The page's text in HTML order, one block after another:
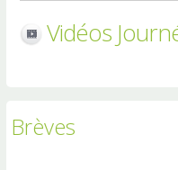
Vidéos
Brèves